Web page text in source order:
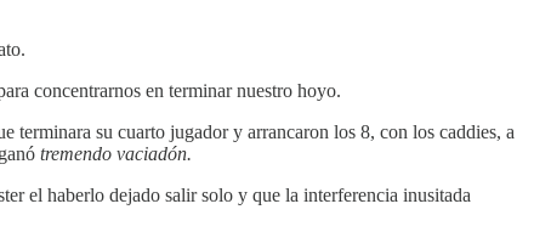
concentrarnos en terminar nuestro hoyo.
terminara su cuarto jugador y arrancaron los 8, con los caddies, a
tremendo vaciadón.
el haberlo dejado salir solo y que la interferencia inusitada